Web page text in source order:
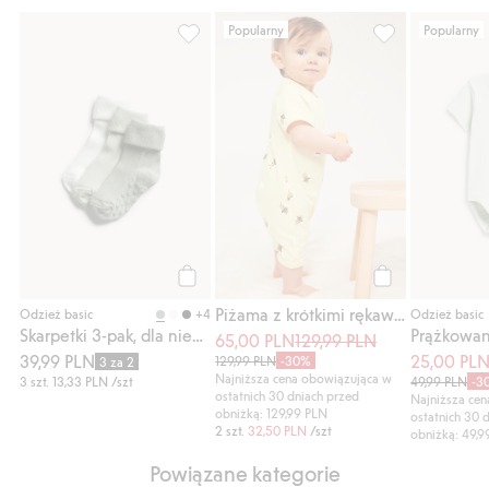
Odzież basic +4
39,99 PLN 3 za 2
3 szt. 13,33 PLN /szt
Skarpetki 3-pak, dla niemowląt, Dodaj do
Popularny
Kup
65,00 PLN129,99 PLN
129,99 PLN -30%
Najniższa cena obowiązująca w
ostatnich 30 dniach przed
obniżką: 129,99 PLN
2 szt. 32,50 PLN /szt
Popularny
Odzież basic
25,00
49,99 PLN -
Najniższa
ostatnich 30
obniżką:
Powiązane kategorie